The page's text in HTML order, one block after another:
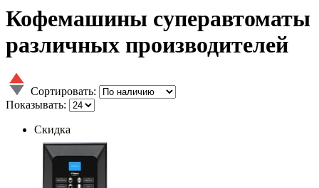
Кофемашины суперавтоматы
различных производителей
Сортировать:
Показывать:
Скидка